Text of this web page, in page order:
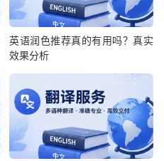
英语润色推荐真的有用吗？真实
效果分析